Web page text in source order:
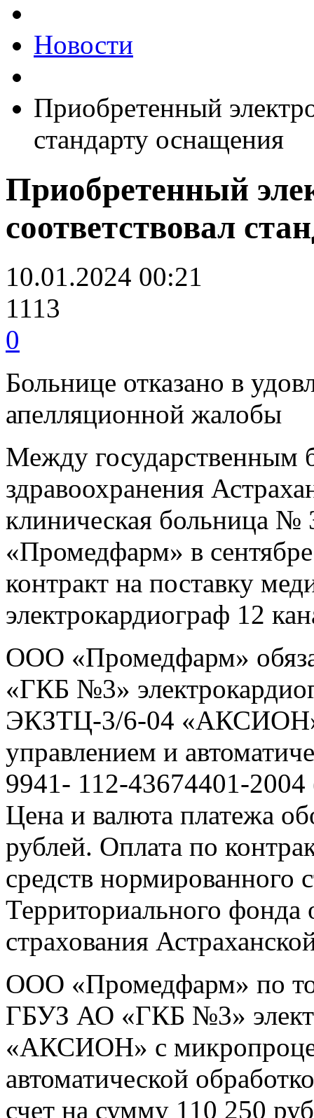
Новости
Приобретенный
стандарту оснащения
Приобретенный
соответствовал
10.01.2024 00:21
1113
0
Больнице отказано в
апелляционной жалобы
Между
здравоохранения
клиническая больница
«Промедфарм» в
контракт на поставку
электрокардиограф 12
ООО «Промедфарм»
«ГКБ №3»
ЭКЗТЦ-3/6-04
управлением и
9941- 112-43674401-
Цена и валюта платежа
рублей. Оплата по
средств нормированного
Территориального фонда
страхования
ООО «Промедфарм» по
ГБУЗ АО «ГКБ №3»
«АКСИОН» с
автоматической
счет на сумму 110 250